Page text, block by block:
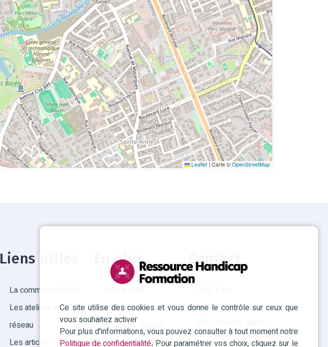
Ce site utilise des cookies et vous donne le contrôle sur ceux que
vous souhaitez activer
Pour plus d'informations, vous pouvez consulter à tout moment notre
Politique de confidentialité. Pour paramétrer vos choix, cliquez sur le
Leaflet | Carte © OpenStreetMap
Liens utiles
La communauté RHF
Les ateliers du
réseau
Les articles
En plus...
Accessibilité
Mentions légales
Politique des
Contact
04 42 93 15 50
cotedazur@agefiph.asso.fr